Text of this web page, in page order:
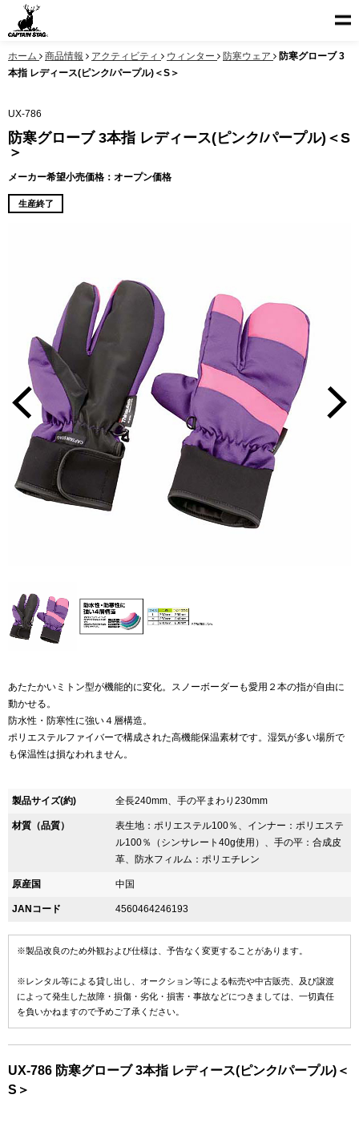
ホーム 商品情報 アクティビティ ウィンター 防寒ウェア
防寒グローブ 3
本指 レディース(ピンク/パープル)＜S＞
UX-786
防寒グローブ 3本指 レディース(ピンク/パープル)＜S
＞
メーカー希望小売価格：オープン価格
生産終了
あたたかいミトン型が機能的に変化。スノーボーダーも愛用２本の指が自由に
動かせる。
防水性・防寒性に強い４層構造。
ポリエステルファイバーで構成された高機能保温素材です。湿気が多い場所で
も保温性は損なわれません。
製品サイズ(約) 全長240mm、手の平まわり230mm
材質（品質）
表生地：ポリエステル100％、インナー：ポリエステ
ル100％（シンサレート40g使用）、手の平：合成皮
革、防水フィルム：ポリエチレン
原産国 中国
JANコード 4560464246193
※製品改良のため外観および仕様は、予告なく変更することがあります。
※レンタル等による貸し出し、オークション等による転売や中古販売、及び譲渡
によって発生した故障・損傷・劣化・損害・事故などにつきましては、一切責任
を負いかねますので予めご了承ください。
UX-786 防寒グローブ 3本指 レディース(ピンク/パープル)＜
S＞